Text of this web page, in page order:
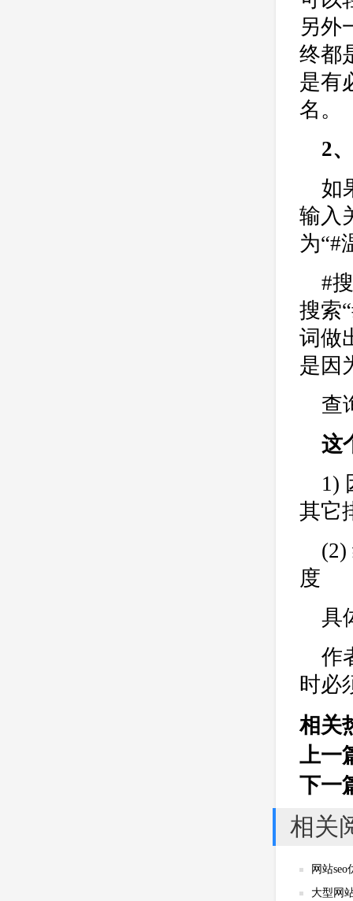
另外
终都
是有
名。
2
如
输入
为“#
#
搜索
词做
是因
查
这
1)
其它
(2)
度
具
作
时必
相关
上一
下一
相关
网站
大型网